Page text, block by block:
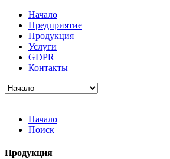
Начало
Предприятие
Продукция
Услуги
GDPR
Контакты
Начало
Поиск
Продукция